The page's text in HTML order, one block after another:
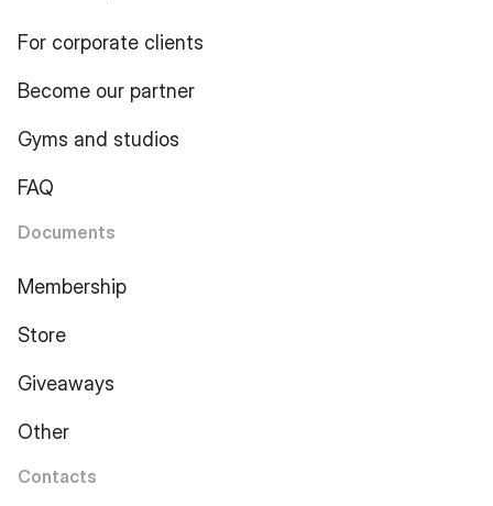
For corporate clients
Become our partner
Gyms and studios
FAQ
Documents
Membership
Store
Giveaways
Other
Contacts